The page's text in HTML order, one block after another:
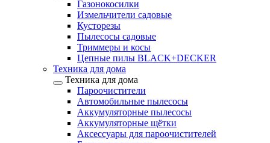
Газонокосилки
Измельчители садовые
Кусторезы
Пылесосы садовые
Триммеры и косы
Цепные пилы BLACK+DECKER
Техника для дома
Техника для дома
Пароочистители
Автомобильные пылесосы
Аккумуляторные пылесосы
Аккумуляторные щётки
Аксессуары для пароочистителей